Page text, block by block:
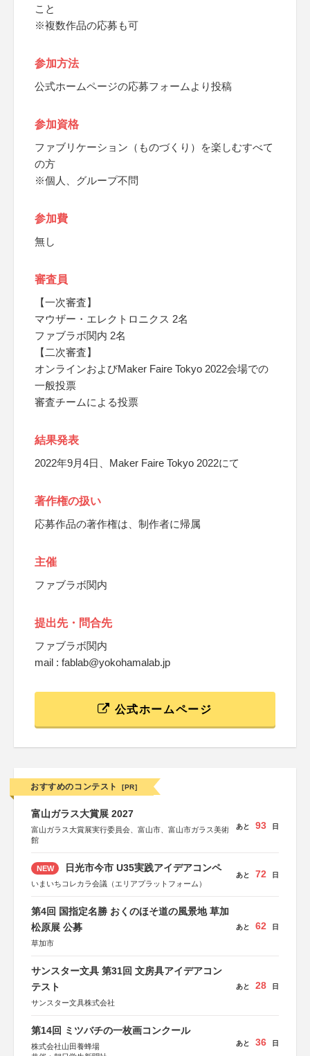
こと
※複数作品の応募も可
参加方法
公式ホームページの応募フォームより投稿
参加資格
ファブリケーション（ものづくり）を楽しむすべて
の方
※個人、グループ不問
参加費
無し
審査員
【一次審査】
マウザー・エレクトロニクス 2名
ファブラボ関内 2名
【二次審査】
オンラインおよびMaker Faire Tokyo 2022会場での
一般投票
審査チームによる投票
結果発表
2022年9月4日、Maker Faire Tokyo 2022にて
著作権の扱い
応募作品の著作権は、制作者に帰属
主催
ファブラボ関内
提出先・問合先
ファブラボ関内
mail : fablab@yokohamalab.jp
公式ホームページ
おすすめのコンテスト [PR]
富山ガラス大賞展 2027
富山ガラス大賞展実行委員会、富山市、富山市ガラス美術
館
あと 93 日
NEW 日光市今市 U35実践アイデアコンペ
いまいちコレカラ会議（エリアプラットフォーム）
あと 72 日
第4回 国指定名勝 おくのほそ道の風景地 草加
松原展 公募
草加市
あと 62 日
サンスター文具 第31回 文房具アイデアコン
テスト
サンスター文具株式会社
あと 28 日
第14回 ミツバチの一枚画コンクール
株式会社山田養蜂場
あと 36 日